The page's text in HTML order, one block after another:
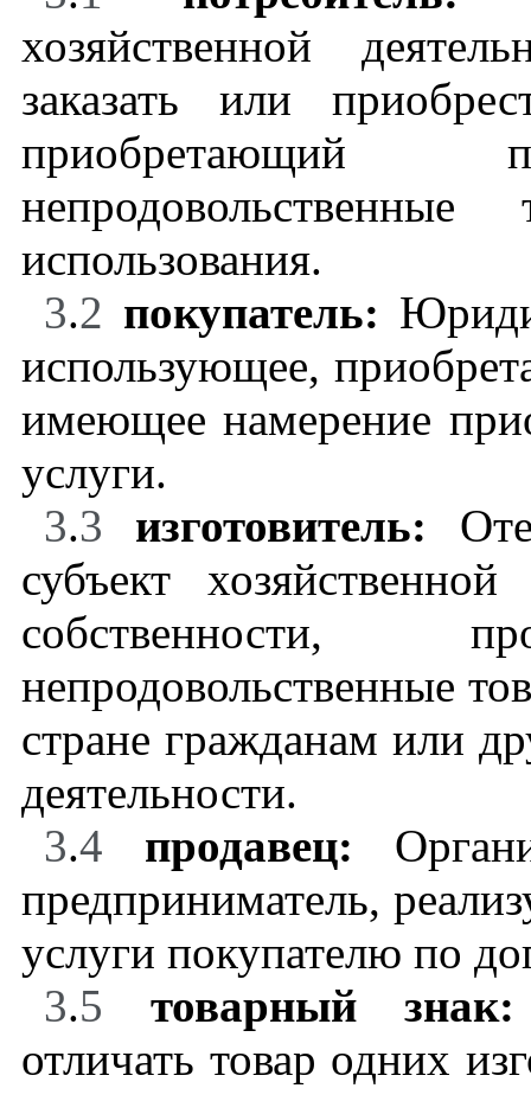
хозяйственной
заказать или
приобретающий
использования.
3.2 покупатель:
использующее,
имеющее намерение
услуги.
3.3 изготовитель:
субъект
собственности,
непродовольственные
стране гражданам или
деятельности.
3.4 продавец:
предприниматель,
услуги покупателю по
3.5
товарный
отличать товар одних